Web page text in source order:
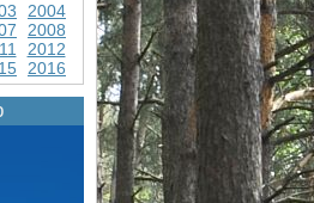
2004
2008
2012
2016